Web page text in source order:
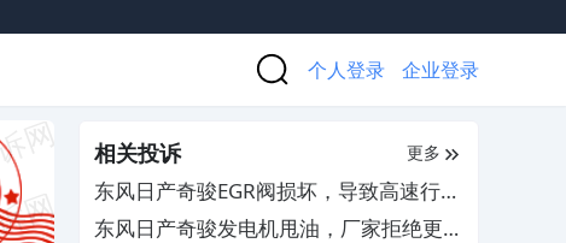
个人登录 企业登录
相关投诉 更多
东风日产奇骏EGR阀损坏，导致高速行车
失速
东风日产奇骏发电机甩油，厂家拒绝更换